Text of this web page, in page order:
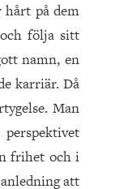
hårt på dem
följa sitt
namn, en
karriär. Då
Man
frihet och i
att